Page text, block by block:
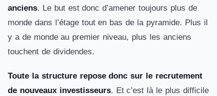
anciens. Le but est donc d’amener toujours plus de
monde dans l’étage tout en bas de la pyramide. Plus il
y a de monde au premier niveau, plus les anciens
touchent de dividendes.
Toute la structure repose donc sur le recrutement
de nouveaux investisseurs. Et c’est là le plus difficile